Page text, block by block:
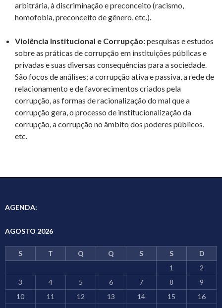
arbitrária, à discriminação e preconceito (racismo,
homofobia, preconceito de gênero, etc.).
Violência Institucional e Corrupção:pesquisas e estudos
sobre as práticas de corrupção em instituições públicas e
privadas e suas diversas consequências para a sociedade.
São focos de análises: a corrupção ativa e passiva, a rede de
relacionamento e de favorecimentos criados pela
corrupção, as formas de racionalização do mal que a
corrupção gera, o processo de institucionalização da
corrupção, a corrupção no âmbito dos poderes públicos,
etc.
AGENDA:
AGOSTO 2026
S T Q Q S S
D
1
2
3
4 5 6 7 8
9
10
11 12 13 14 15
16